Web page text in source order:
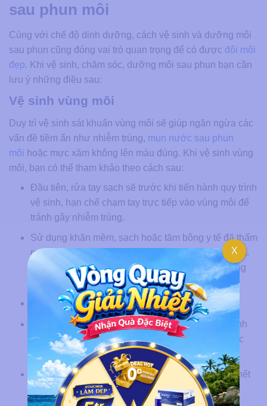
sau phun môi
Cùng với chế độ dinh dưỡng, cách vệ sinh và dưỡng môi
sau phun cũng đóng vai trò quan trọng để có được đôi môi
đẹp. Khi vệ sinh, chăm sóc, dưỡng môi sau phun bạn cần
lưu ý những điều sau:
Vệ sinh vùng môi
Duy trì vệ sinh sát khuẩn vùng môi sẽ giúp ngăn ngừa các
vấn đề tiềm ẩn như nhiễm trùng, mụn nước sau phun
môi hoặc mực xăm không lên màu đúng. Khi vệ sinh vùng
môi, bạn có thể tham khảo theo cách sau:
Đầu tiên, rửa tay sạch sẽ trước khi tiến hành quy trình
vệ sinh, hạn chế chạm tay trực tiếp vào vùng môi để
tránh gây nhiễm trùng.
Sử dụng khăn mềm, sạch hoặc tăm bông y tế đã thấm
nước muối sinh lý để nhẹ nhàng lau sạch vùng môi.
Đồng thời lựa chọn loại khăn giấy mềm mịn, không
sần sùi gây tổn thương môi.
Dùng nước muối súc miệng 2-3 lần mỗi ngày.
Cần kiêng đánh răng trong 5 ngày đầu tiên để tránh
gây tổn thương cho môi đang trong giai đoạn phục
hồi.
Khi môi bắt đầu bong vảy, có thể kết hợp tẩy da chết
bằng các sản phẩm dịu nhẹ, không có hạt gây tổn
X